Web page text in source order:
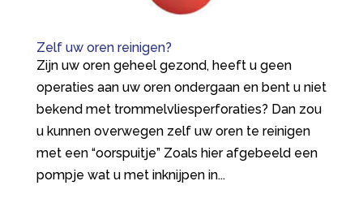
Zelf uw oren reinigen?
Zijn uw oren geheel gezond, heeft u geen
operaties aan uw oren ondergaan en bent u niet
bekend met trommelvliesperforaties? Dan zou
u kunnen overwegen zelf uw oren te reinigen
met een “oorspuitje” Zoals hier afgebeeld een
pompje wat u met inknijpen in...